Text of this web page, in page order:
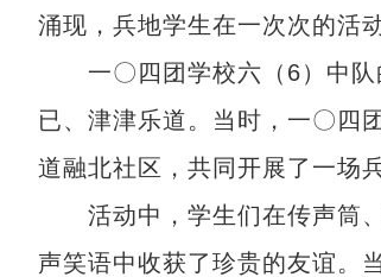
涌现，兵地学生在一次次的活
一〇四团学校六（6）中队
已、津津乐道。当时，一〇四
道融北社区，共同开展了一场
活动中，学生们在传声筒、
声笑语中收获了珍贵的友谊。